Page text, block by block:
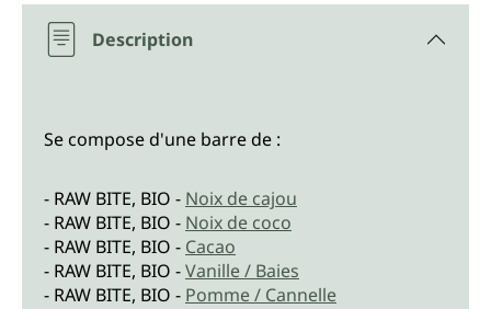
Description
Se compose d'une barre de :
- RAW BITE, BIO - Noix de cajou
- RAW BITE, BIO - Noix de coco
- RAW BITE, BIO - Cacao
- RAW BITE, BIO -Vanille / Baies
- RAW BITE, BIO - Pomme / Cannelle